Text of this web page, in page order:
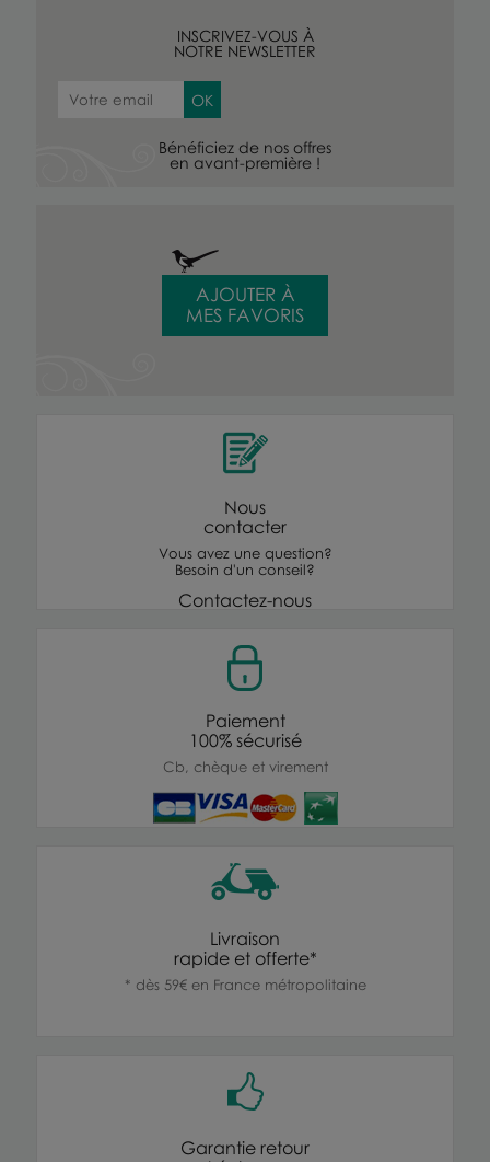
INSCRIVEZ-VOUS À
NOTRE NEWSLETTER
Bénéficiez de nos offres
en avant-première !
AJOUTER À
MES FAVORIS
Nous
contacter
Vous avez une question?
Besoin d'un conseil?
Contactez-nous
Paiement
100% sécurisé
Cb, chèque et virement
Livraison
rapide et offerte*
* dès 59€ en France métropolitaine
Garantie retour